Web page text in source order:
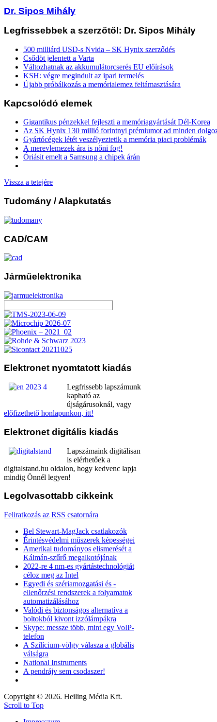
Dr. Sipos Mihály
Legfrissebbek a szerzőtől: Dr. Sipos Mihály
500 milliárd USD-s Nvida – SK Hynix szerződés
Csődöt jelentett a Varta
Változhatnak az akkumulátorcserés EU előírások
KSH: végre megindult az ipari termelés
Újabb próbálkozás a memórialemez feltámasztására
Kapcsolódó elemek
Gigantikus pénzekkel fejleszti a memóriagyártását Dél-Korea
Az SK Hynix 130 millió forintnyi prémiumot ad minden
Gyártócégek létét veszélyeztetik a memória piaci problémák
A merevlemezek ára is nőni fog!
Óriásit emelt a Samsung a chipek árán
Vissza a tetejére
Tudomány / Alapkutatás
CAD/CAM
Járműelektronika
Elektronet nyomtatott kiadás
Legfrissebb lapszámunk
kapható az
újságárusoknál, vagy
előfizethető honlapunkon, itt!
Elektronet digitális kiadás
Lapszámaink digitálisan
is elérhetőek a
digitalstand.hu oldalon, hogy kedvenc lapja
mindig Önnél legyen!
Legolvasottabb cikkeink
Feliratkozás az RSS csatornára
Bel Stewart-MagJack csatlakozók
Érintésvédelmi műszerek képességei
Amerikai tudományos elismerését a
Kálmán-szűrő megalkotójának
2022-re 4 nm-es gyártástechnológiát
céloz meg az Intel
Egyedi és szériamozgatási és -
ellenőrzési rendszerek a folyamatok
automatizálásához
Valódi és biztonságos alternatíva a
boltokból kivont izzólámpákra
Skype: messze több, mint egy VoIP-
telefon
A Szilícium-völgy válasza a globális
válságra
National Instruments
A pendrájv sem csodaszer!
Copyright © 2026. Heiling Média Kft.
Scroll to Top